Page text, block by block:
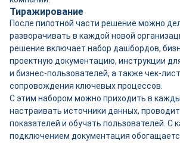
Тиражирование
После пилотной части решение можно
разворачивать в каждой новой
решение включает набор дашбордов,
проектную документацию, инструкции
и бизнес-пользователей, а также чек-
сопровождения ключевых процессов.
С этим набором можно приходить в
настраивать источники данных,
показателей и обучать пользователей. С
подключением документация